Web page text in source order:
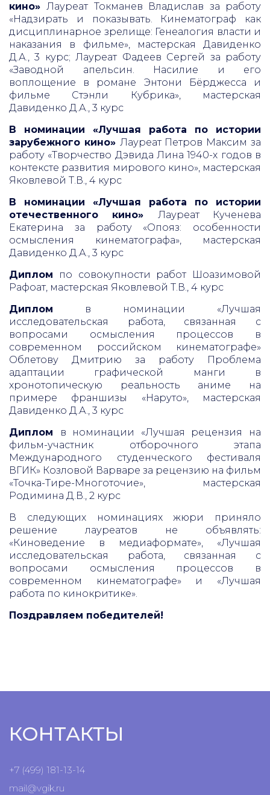
кино»Лауреат Токманев Владислав за работу
«Надзирать и показывать. Кинематограф как
дисциплинарное зрелище: Генеалогия власти и
наказания в фильме», мастерская Давиденко
Д.А., 3 курс; Лауреат Фадеев Сергей за работу
«Заводной апельсин. Насилие и его
воплощение в романе Энтони Бёрджесса и
фильме Стэнли Кубрика», мастерская
Давиденко Д.А., 3 курс
В номинации «Лучшая работа по истории
зарубежного кино» Лауреат Петров Максим за
работу «Творчество Дэвида Лина 1940-х годов в
контексте развития мирового кино», мастерская
Яковлевой Т.В., 4 курс
В номинации «Лучшая работа по истории
отечественного кино» Лауреат Кученева
Екатерина за работу «Опояз: особенности
осмысления кинематографа», мастерская
Давиденко Д.А., 3 курс
Диплом по совокупности работ Шоазимовой
Рафоат, мастерская Яковлевой Т.В., 4 курс
Диплом в номинации «Лучшая
исследовательская работа, связанная с
вопросами осмысления процессов в
современном российском кинематографе»
Облетову Дмитрию за работу Проблема
адаптации графической манги в
хронотопическую реальность аниме на
примере франшизы «Наруто», мастерская
Давиденко Д.А., 3 курс
Диплом
в номинации «Лучшая рецензия на
фильм-участник отборочного этапа
Международного студенческого фестиваля
ВГИК» Козловой Варваре за рецензию на фильм
«Точка-Тире-Многоточие», мастерская
Родимина Д.В., 2 курс
В следующих номинациях жюри приняло
решение лауреатов не объявлять:
«Киноведение в медиаформате», «Лучшая
исследовательская работа, связанная с
вопросами осмысления процессов в
современном кинематографе» и «Лучшая
работа по кинокритике».
Поздравляем победителей!
КОНТАКТЫ
+7 (499) 181-13-14
mail@vgik.ru